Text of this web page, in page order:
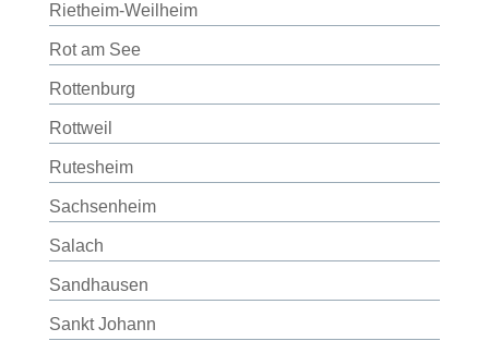
Rietheim-Weilheim
Rot am See
Rottenburg
Rottweil
Rutesheim
Sachsenheim
Salach
Sandhausen
Sankt Johann